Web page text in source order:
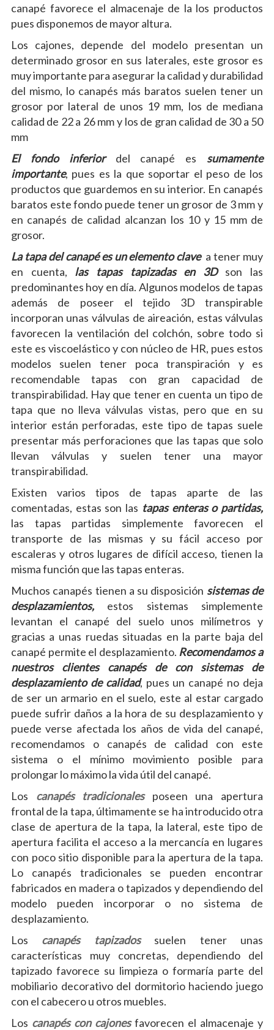
canapé favorece el almacenaje de la los productos
pues disponemos de mayor altura.
Los cajones, depende del modelo presentan un
determinado grosor en sus laterales, este grosor es
muy importante para asegurar la calidad y durabilidad
del mismo, lo canapés más baratos suelen tener un
grosor por lateral de unos 19 mm, los de mediana
calidad de 22 a 26 mm y los de gran calidad de 30 a 50
mm
El fondo inferior del canapé es sumamente
importante, pues es la que soportar el peso de los
productos que guardemos en su interior. En canapés
baratos este fondo puede tener un grosor de 3 mm y
en canapés de calidad alcanzan los 10 y 15 mm de
grosor.
La tapa del canapé es un elemento clavea tener muy
en cuenta, las tapas tapizadas en 3Dson las
predominantes hoy en día. Algunos modelos de tapas
además de poseer el tejido 3D transpirable
incorporan unas válvulas de aireación, estas válvulas
favorecen la ventilación del colchón, sobre todo si
este es viscoelástico y con núcleo de HR, pues estos
modelos suelen tener poca transpiración y es
recomendable tapas con gran capacidad de
transpirabilidad. Hay que tener en cuenta un tipo de
tapa que no lleva válvulas vistas, pero que en su
interior están perforadas, este tipo de tapas suele
presentar más perforaciones que las tapas que solo
llevan válvulas y suelen tener una mayor
transpirabilidad.
Existen varios tipos de tapas aparte de las
comentadas, estas son las tapas enteras o partidas,
las tapas partidas simplemente favorecen el
transporte de las mismas y su fácil acceso por
escaleras y otros lugares de difícil acceso, tienen la
misma función que las tapas enteras.
Muchos canapés tienen a su disposición sistemas de
desplazamientos,estos sistemas simplemente
levantan el canapé del suelo unos milímetros y
gracias a unas ruedas situadas en la parte baja del
canapé permite el desplazamiento. Recomendamos a
nuestros clientes canapés de con sistemas de
desplazamiento de calidad, pues un canapé no deja
de ser un armario en el suelo, este al estar cargado
puede sufrir daños a la hora de su desplazamiento y
puede verse afectada los años de vida del canapé,
recomendamos o canapés de calidad con este
sistema o el mínimo movimiento posible para
prolongar lo máximo la vida útil del canapé.
Los canapés tradicionalesposeen una apertura
frontal de la tapa, últimamente se ha introducido otra
clase de apertura de la tapa, la lateral, este tipo de
apertura facilita el acceso a la mercancía en lugares
con poco sitio disponible para la apertura de la tapa.
Lo canapés tradicionales se pueden encontrar
fabricados en madera o tapizados y dependiendo del
modelo pueden incorporar o no sistema de
desplazamiento.
Los canapés tapizadossuelen tener unas
características muy concretas, dependiendo del
tapizado favorece su limpieza o formaría parte del
mobiliario decorativo del dormitorio haciendo juego
con el cabecero u otros muebles.
Los canapés con cajonesfavorecen el almacenaje y